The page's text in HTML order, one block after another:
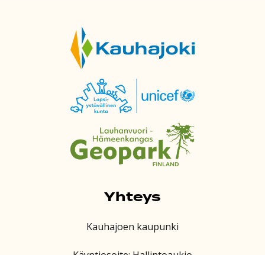
Yhteys
Kauhajoen kaupunki